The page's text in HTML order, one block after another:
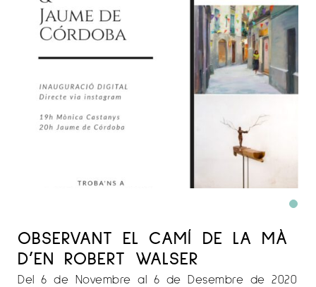
OBSERVANT EL CAMÍ DE LA MÀ
D’EN ROBERT WALSER
Del 6 de Novembre al 6 de Desembre de 2020